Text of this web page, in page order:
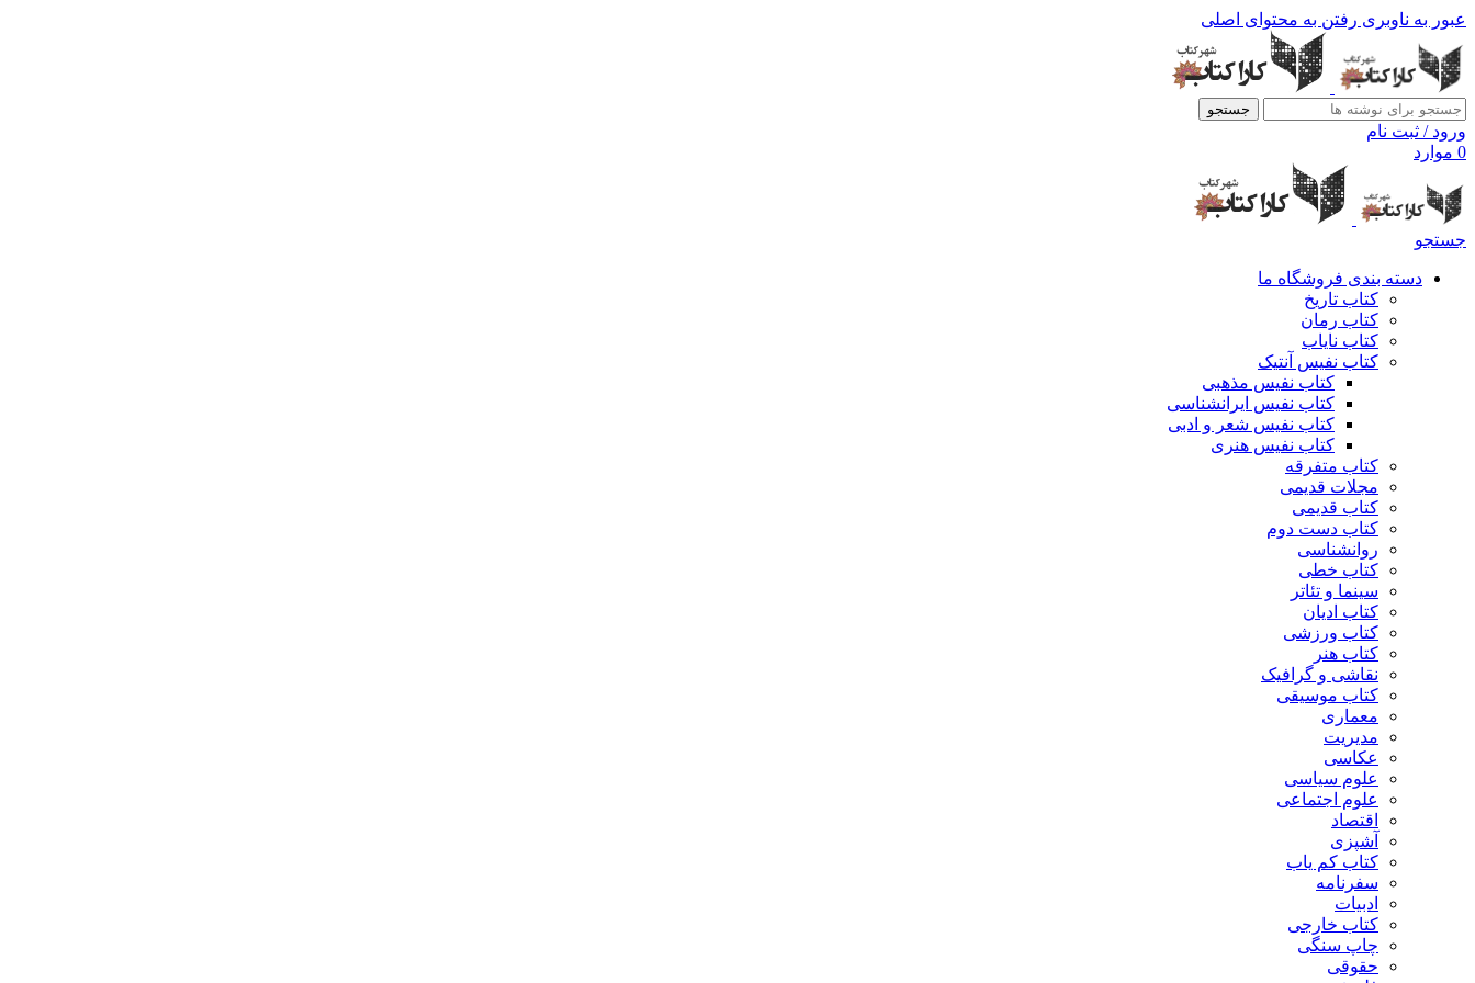
عبور به ناوبری رفتن به محتوای اصلی
جستجو
ورود / ثبت نام
0 موارد
جستجو
دسته بندی فروشگاه ما
کتاب تاریخ
کتاب رمان
کتاب نایاب
کتاب نفیس آنتیک
کتاب نفیس مذهبی
کتاب نفیس ایرانشناسی
کتاب نفیس شعر و ادبی
کتاب نفیس هنری
کتاب متفرقه
مجلات قدیمی
کتاب قدیمی
کتاب دست دوم
روانشناسی
کتاب خطی
سینما و تئاتر
کتاب ادیان
کتاب ورزشی
کتاب هنر
نقاشی و گرافیک
کتاب موسیقی
معماری
مدیریت
عکاسی
علوم سیاسی
علوم اجتماعی
اقتصاد
آشپزی
کتاب کم یاب
سفرنامه
ادبیات
کتاب خارجی
چاپ سنگی
حقوقی